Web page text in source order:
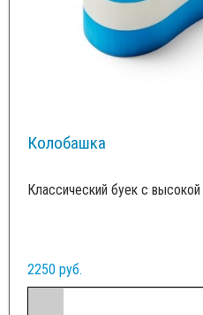
Колобашка
Классический буек с
2250 руб.